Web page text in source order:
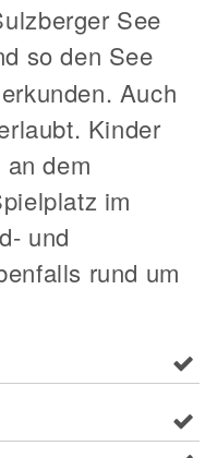
See
so den See
Auch
Kinder
dem
im
und
rund um